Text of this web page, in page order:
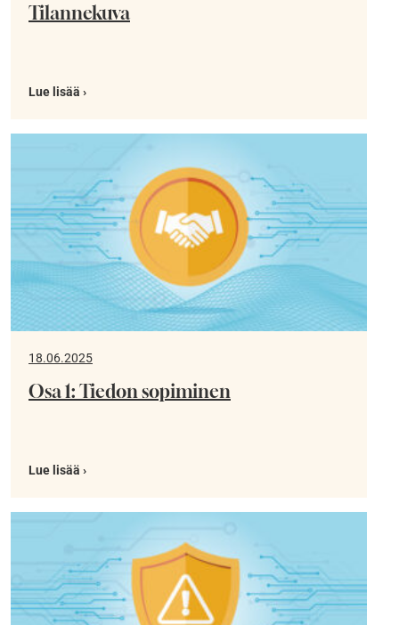
Tilannekuva
Lue lisää ›
18.06.2025
Osa 1: Tiedon sopiminen
Lue lisää ›